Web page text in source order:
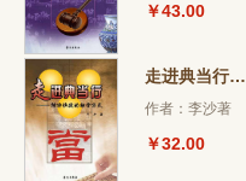
￥43.00
走进典当行：独特快捷的融资方式
作者：李沙著
￥32.00